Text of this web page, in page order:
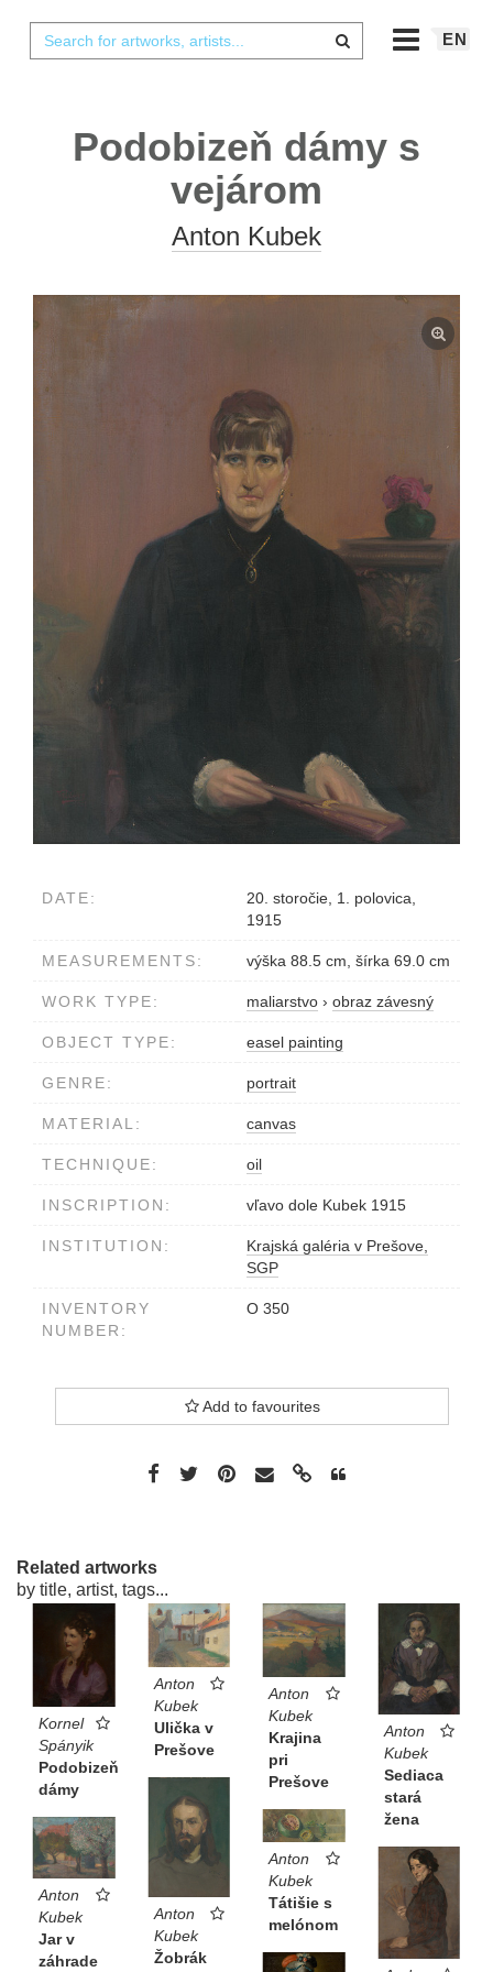
EN
Podobizeň dámy s
vejárom
Anton Kubek
DATE:
20. storočie, 1. polovica,
1915
MEASUREMENTS: výška 88.5 cm, šírka 69.0 cm
WORK TYPE: maliarstvo › obraz závesný
OBJECT TYPE: easel painting
GENRE: portrait
MATERIAL: canvas
TECHNIQUE: oil
INSCRIPTION: vľavo dole Kubek 1915
INSTITUTION:
Krajská galéria v Prešove,
SGP
INVENTORY
NUMBER:
O 350
Add to favourites
Related artworks
by title, artist, tags...
Kornel
Spányik
Podobizeň
dámy
Anton
Kubek
Ulička v
Prešove
Anton
Kubek
Krajina
pri
Prešove
Anton
Kubek
Sediaca
stará
žena
Anton
Kubek
Žobrák
Anton
Kubek
Tátišie s
melónom
Anton
Kubek
Jar v
záhrade